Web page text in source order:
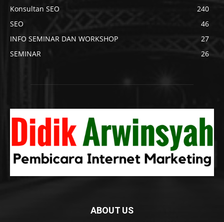
Konsultan SEO
240
SEO
46
INFO SEMINAR DAN WORKSHOP
27
SEMINAR
26
ABOUT US